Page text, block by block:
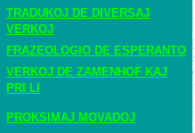
TRADUKOJ DE DIVERSAJ
VERKOJ
FRAZEOLOGIO DE ESPERANTO
VERKOJ DE ZAMENHOF KAJ
PRI LI
PROKSIMAJ MOVADOJ